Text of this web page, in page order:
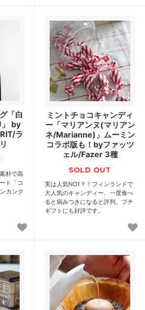
「白
by
ラ
朴で高
ト「コ
カンク
ミントチョコキャンディ
ー「マリアンヌ(マリアン
ネ/Marianne)」ムーミン
コラボ版も！byファッツ
ェル/Fazer 3種
SOLD OUT
実は人気NO1？！フィンランドで
大人気のキャンディー。一度食べ
ると病みつきになると評判。プチ
ギフトにも好評です。